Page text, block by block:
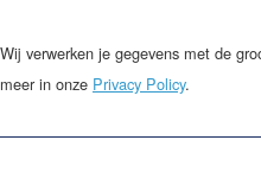
Wij verwerken je gegevens met de
meer in onze Privacy Policy.